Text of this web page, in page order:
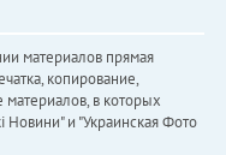
материалов прямая
копирование,
в которых
Новини" и "Украинская Фото